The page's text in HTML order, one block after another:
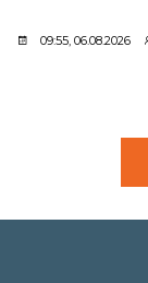
09:55, 06.08.2026